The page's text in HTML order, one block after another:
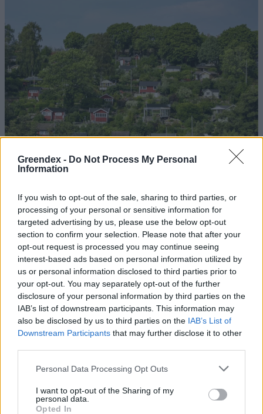
Greendex - Do Not Process My Personal
Information
If you wish to opt-out of the sale, sharing to third parties, or
processing of your personal or sensitive information for
targeted advertising by us, please use the below opt-out
section to confirm your selection. Please note that after your
opt-out request is processed you may continue seeing
interest-based ads based on personal information utilized by
us or personal information disclosed to third parties prior to
your opt-out. You may separately opt-out of the further
disclosure of your personal information by third parties on the
IAB’s list of downstream participants. This information may
also be disclosed by us to third parties on the IAB’s List of
Downstream Participants that may further disclose it to other
Personal Data Processing Opt Outs
I want to opt-out of the Sharing of my
personal data.
Opted In
Szöllősi Gáborral, a Gardenfutura ügyvezetőjével beszélgettünk.
Történelmi aszály sújtja Nagy-
Britanniát is
SZEMLE
mekkora a különbség az áradó és a
kiszáradó Duna között
ÉLŐ BOLYGÓNK